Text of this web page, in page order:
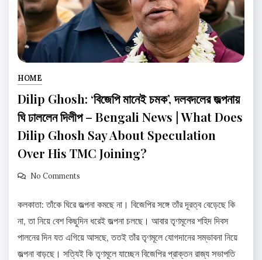
HOME
Dilip Ghosh: ‘বিজেপি মানেই চমক’, দলবদলের জল্পনায়
ঘি ঢাললেন দিলীপ – Bengali News | What Does
Dilip Ghosh Say About Speculation
Over His TMC Joining?
No Comments
কলকাতা: তাঁকে ঘিরে জল্পনা কমছে না। বিজেপির সঙ্গে তাঁর দূরত্ব বেড়েছে কি
না, তা নিয়ে বেশ কিছুদিন ধরেই জল্পনা চলছে। আবার তৃণমূলের শহিদ দিবস
পালনের দিন যত এগিয়ে আসছে, ততই তাঁর তৃণমূলে যোগদানের সম্ভাবনা নিয়ে
জল্পনা বাড়ছে। সত্যিই কি তৃণমূলে যাচ্ছেন বিজেপির প্রাক্তন রাজ্য সভাপতি